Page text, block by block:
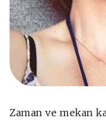
Zaman ve mekan